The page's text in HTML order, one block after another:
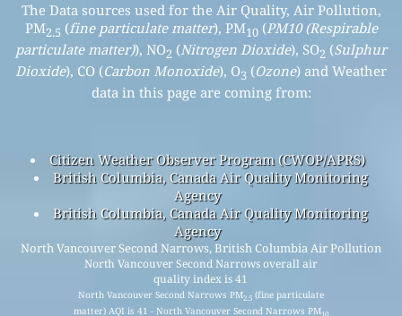
The Data sources used for the Air Quality, Air Pollution,
PM2.5 (fine particulate matter), PM10(PM10 (Respirable
particulate matter)), NO2 (Nitrogen Dioxide), SO2 (Sulphur
Dioxide), CO (Carbon Monoxide), O3 (Ozone) and Weather
data in this page are coming from:
Citizen Weather Observer Program (CWOP/APRS)
British Columbia, Canada Air Quality Monitoring
Agency
British Columbia, Canada Air Quality Monitoring
Agency
North Vancouver Second Narrows, British Columbia Air Pollution
North Vancouver Second Narrows overall air
quality index is 41
North Vancouver Second Narrows PM2.5(fine particulate
matter) AQI is 41 - North Vancouver Second Narrows PM